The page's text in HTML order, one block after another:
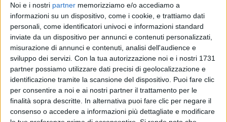
Noi e i nostri partner memorizziamo e/o accediamo a
informazioni su un dispositivo, come i cookie, e trattiamo dati
personali, come identificatori univoci e informazioni standard
inviate da un dispositivo per annunci e contenuti personalizzati,
misurazione di annunci e contenuti, analisi dell'audience e
sviluppo dei servizi. Con la tua autorizzazione noi e i nostri 1731
partner possiamo utilizzare dati precisi di geolocalizzazione e
identificazione tramite la scansione del dispositivo. Puoi fare clic
per consentire a noi e ai nostri partner il trattamento per le
finalità sopra descritte. In alternativa puoi fare clic per negare il
consenso o accedere a informazioni più dettagliate e modificare
Instagram, insieme allafiglia Virginia, che ha 8 anni
e che è una piccola ginnasta in erba. “Carissima
Vanessa, sappiamo che stai per affrontare una
grandissima sfida. L'ennesima nella tua straordinaria
carriera. Io ti sono vicino per tante ragioni.
Innanzitutto, so che hai scelto le note di ‘Con te
partirò’, una canzone che a me ha portato tanta
fortuna. Spero ne porti anche a te. Ma la tua fortuna
consiste nel tuo talento e quindi ti faccio il più
grande in bocca al lupo e te lo faccio insieme a
questa bambina qui che si sta pian piano